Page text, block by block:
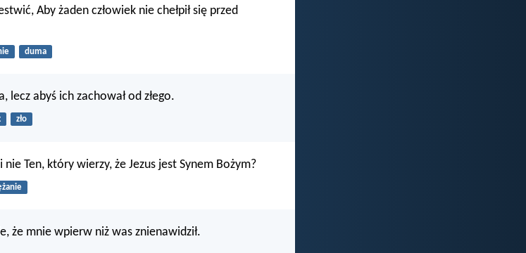
Aby żaden człowiek nie chełpił się przed
duma
lecz abyś ich zachował od złego.
zło
Ten, który wierzy, że Jezus jest Synem Bożym?
że mnie wpierw niż was znienawidził.